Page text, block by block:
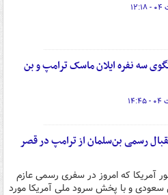
سه نفره ایلان ماسک ترامپ و بن
رسمی بن‌سلمان از ترامپ در قصر
آمریکا که امروز در سفری رسمی عازم
و با پخش سرود ملی آمریکا مورد